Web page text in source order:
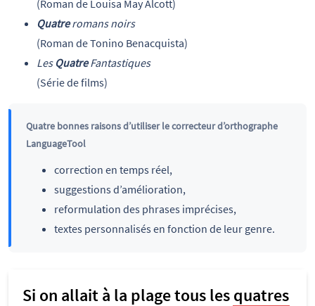
(Roman de Louisa May Alcott)
Quatreromans noirs
(Roman de Tonino Benacquista)
Les QuatreFantastiques
(Série de films)
Quatre bonnes raisons d’utiliser le correcteur d’orthographe
LanguageTool
correction en temps réel,
suggestions d’amélioration,
reformulation des phrases imprécises,
textes personnalisés en fonction de leur genre.